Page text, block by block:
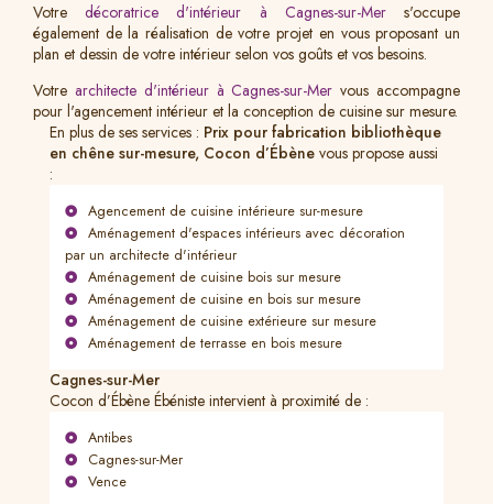
Votredécoratrice d'intérieur à Cagnes-sur-Mers'occupe
également de la réalisation de votre projet en vous proposant un
plan et dessin de votre intérieur selon vos goûts et vos besoins.
Votre architecte d'intérieur à Cagnes-sur-Mer vous accompagne
pour l'agencement intérieur et la conception de cuisine sur mesure.
En plus de ses services : Prix pour fabrication bibliothèque
en chêne sur-mesure, Cocon d’Ébène vous propose aussi
:
Agencement de cuisine intérieure sur-mesure
Aménagement d'espaces intérieurs avec décoration
par un architecte d'intérieur
Aménagement de cuisine bois sur mesure
Aménagement de cuisine en bois sur mesure
Aménagement de cuisine extérieure sur mesure
Aménagement de terrasse en bois mesure
Cagnes-sur-Mer
Cocon d’Ébène Ébéniste intervient à proximité de :
Antibes
Cagnes-sur-Mer
Vence